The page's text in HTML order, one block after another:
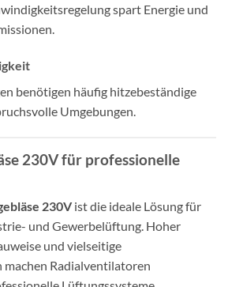
spart Energie und
benötigen häufig hitzebeständige
Umgebungen.
230V für professionelle
230V ist die ideale Lösung für
und Gewerbelüftung. Hoher
und vielseitige
machen Radialventilatoren